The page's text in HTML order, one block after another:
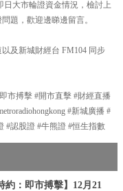
大市輪證資金情況，檢討上
題，歡迎邊睇邊留言。
及新城財經台 FM104 同步
市搏擊 #開市直擊 #財經直播
#新城廣播 #
#認股證 #牛熊證 #恒生指數
約：即市搏擊】12月21